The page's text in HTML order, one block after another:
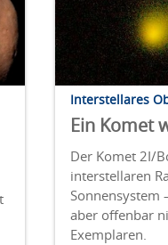
Interstellares
Ein Komet
Der Komet 2I/
interstellaren
Sonnensystem
aber offenbar
Exemplaren.